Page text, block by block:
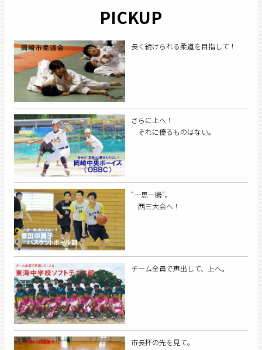
PICKUP
長く続けられる柔道を目指して！
さらに上へ！
それに優るものはない。
“一思一勝”。
西三大会へ！
チーム全員で声出して、上へ。
市長杯の先を見て。